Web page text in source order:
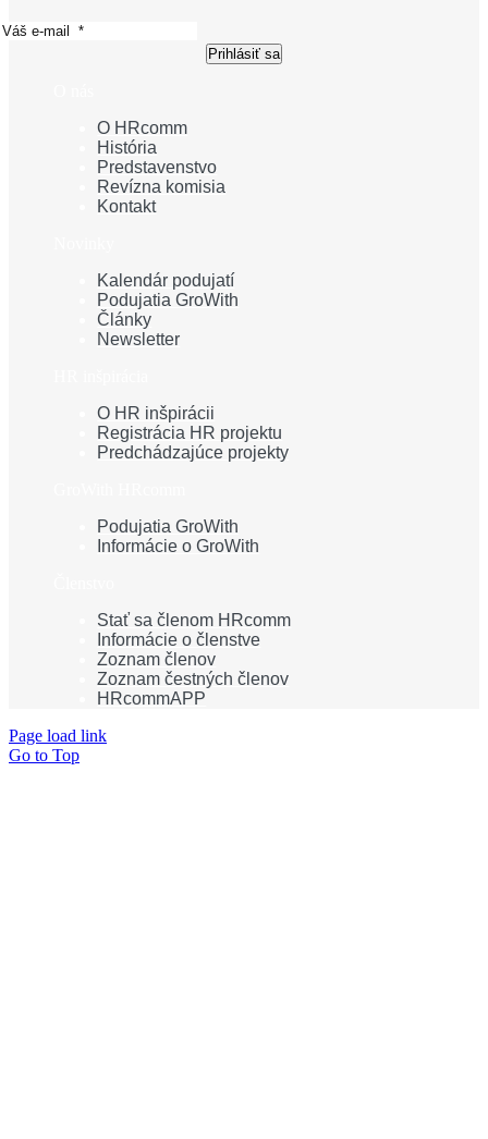
Prihlásiť sa
O HRcomm
História
Predstavenstvo
Revízna komisia
Kontakt
Kalendár podujatí
Podujatia GroWith
Články
Newsletter
O HR inšpirácii
Registrácia HR projektu
Predchádzajúce projekty
Podujatia GroWith
Informácie o GroWith
Stať sa členom HRcomm
Informácie o členstve
Zoznam členov
Zoznam čestných členov
HRcommAPP
Page load link
Go to Top